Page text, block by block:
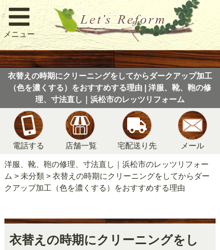
メニュー
衣替えの時期にクリーニングをしてからダークアップ加工
（色を濃くする）をおすすめする理由 | 洋服、靴、鞄の修
理、寸法直し｜浜松市のレッツリフォーム
電話する 店舗一覧 宅配送り先 メール
洋服、靴、鞄の修理、寸法直し｜浜松市のレッツリフォー
ム > 未分類> 衣替えの時期にクリーニングをしてからダー
クアップ加工（色を濃くする）をおすすめする理由
衣替えの時期にクリーニングをし